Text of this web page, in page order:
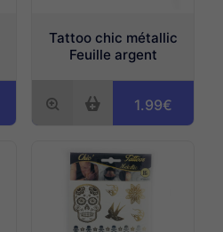
Tattoo chic métallic
Feuille argent
1.99€